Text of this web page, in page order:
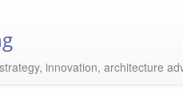
innovation, architecture